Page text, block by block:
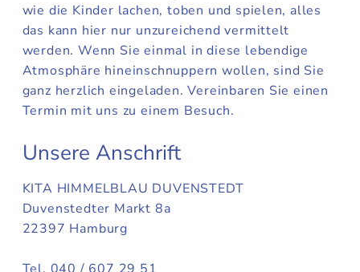
wie die Kinder lachen, toben und spielen, alles
das kann hier nur unzureichend vermittelt
werden. Wenn Sie einmal in diese lebendige
Atmosphäre hineinschnuppern wollen, sind Sie
ganz herzlich eingeladen. Vereinbaren Sie einen
Termin mit uns zu einem Besuch.
Unsere Anschrift
KITA HIMMELBLAU DUVENSTEDT
Duvenstedter Markt 8a
22397 Hamburg